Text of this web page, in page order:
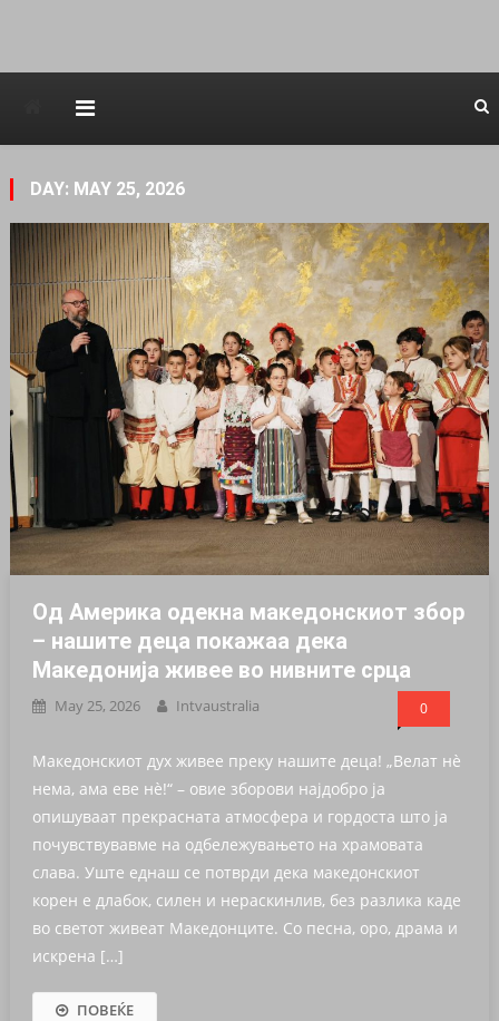
DAY: MAY 25, 2026
Од Америка одекна македонскиот збор
– нашите деца покажаа дека
Македонија живее во нивните срца
May 25, 2026 Intvaustralia 0
Македонскиот дух живее преку нашите деца! „Велат нѐ
нема, ама еве нѐ!“ – овие зборови најдобро ја
опишуваат прекрасната атмосфера и гордоста што ја
почувствувавме на одбележувањето на храмовата
слава. Уште еднаш се потврди дека македонскиот
корен е длабок, силен и нераскинлив, без разлика каде
во светот живеат Македонците. Со песна, оро, драма и
искрена […]
ПОВЕЌЕ